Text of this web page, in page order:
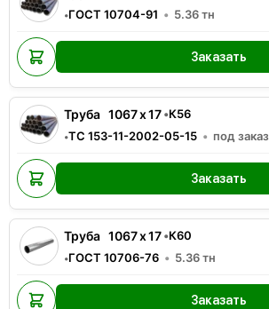
•ГОСТ 10704-91 5.36тн
Заказать
Труба 1067x17•К56
•ТС 153-11-2002-05-15 под заказ
Заказать
Труба 1067x17•К60
•ГОСТ 10706-76 5.36тн
Заказать